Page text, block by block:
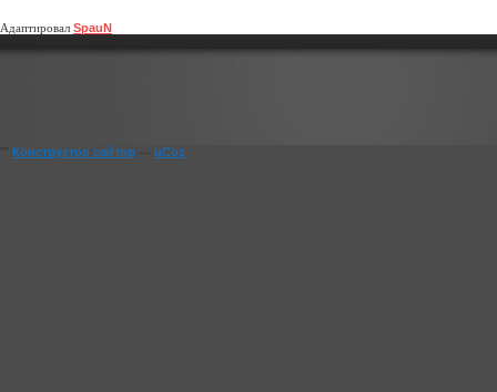
Адаптировал SpauN
Конструктор сайтов uCoz